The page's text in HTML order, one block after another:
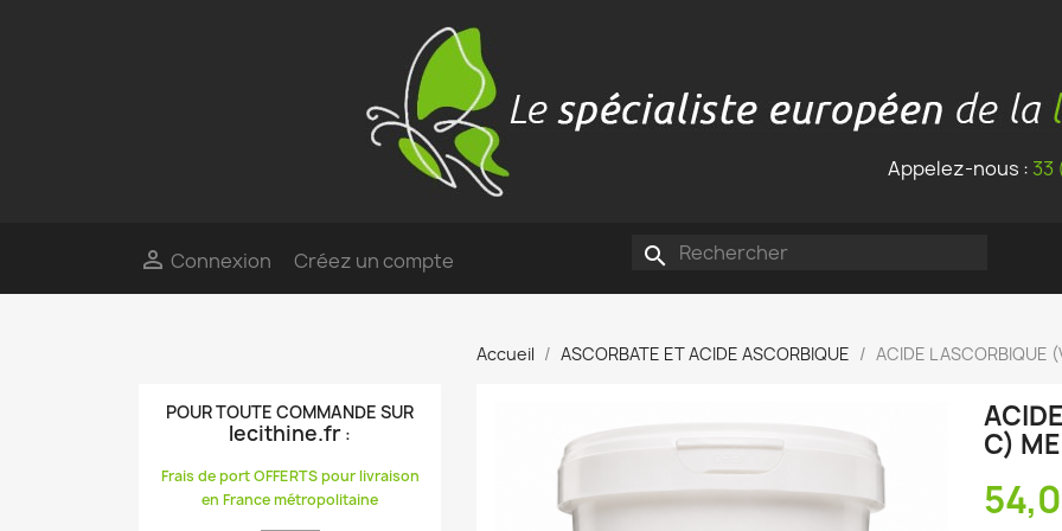
Appelez-nous : 33
 Connexion Créez un compte search
Accueil ASCORBATE ET ACIDE ASCORBIQUE ACIDE L ASCORBIQUE
POUR TOUTE COMMANDE SUR
lecithine.fr :
Frais de port OFFERTS pour livraison
en France métropolitaine
C)